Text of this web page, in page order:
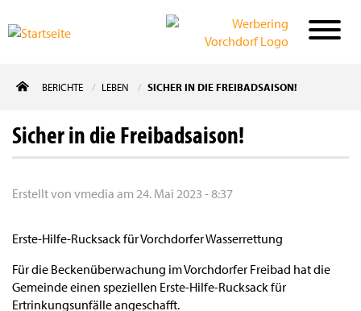
zum
BERICHTE LEBEN SICHER IN DIE FREIBADSAISON!
Sicher in die Freibadsaison!
Erstellt von vmedia am 24. Mai 2023 - 8:37
Erste-Hilfe-Rucksack für Vorchdorfer Wasserrettung
Für die Beckenüberwachung im Vorchdorfer Freibad hat die
Gemeinde einen speziellen Erste-Hilfe-Rucksack für
Ertrinkungsunfälle angeschafft.